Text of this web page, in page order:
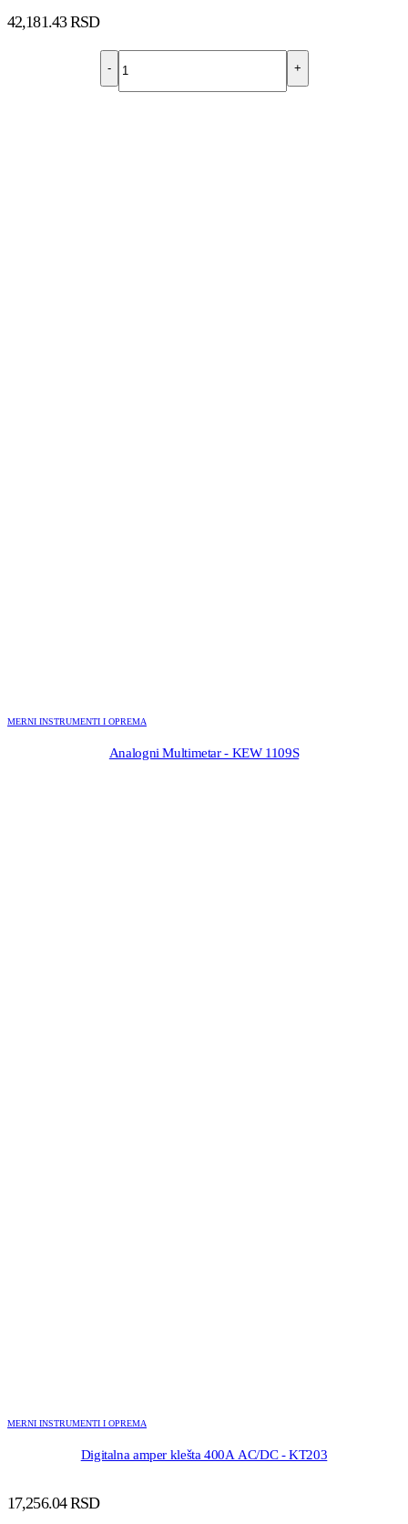
42,181.43RSD
- +
MERNI INSTRUMENTI I OPREMA
Analogni Multimetar - KEW 1109S
MERNI INSTRUMENTI I OPREMA
Digitalna amper klešta 400A AC/DC - KT203
17,256.04RSD